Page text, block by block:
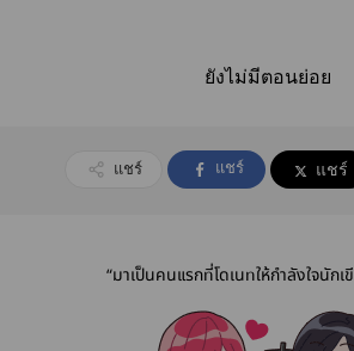
ยังไม่มีตอนย่อย
แชร์ แชร์ แชร์
“มาเป็นคนแรกที่โดเนทให้กำลังใจนักเ